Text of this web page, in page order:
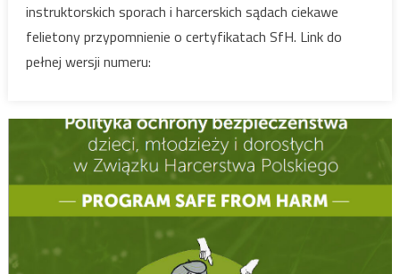
instruktorskich sporach i harcerskich sądach ciekawe
felietony przypomnienie o certyfikatach SfH. Link do
pełnej wersji numeru: